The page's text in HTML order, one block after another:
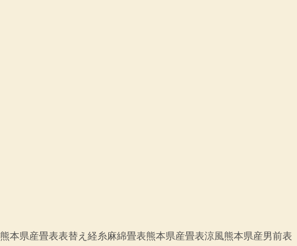
熊本県産畳表表替え 経糸麻綿畳表熊本県産畳表涼風熊本県産男前表